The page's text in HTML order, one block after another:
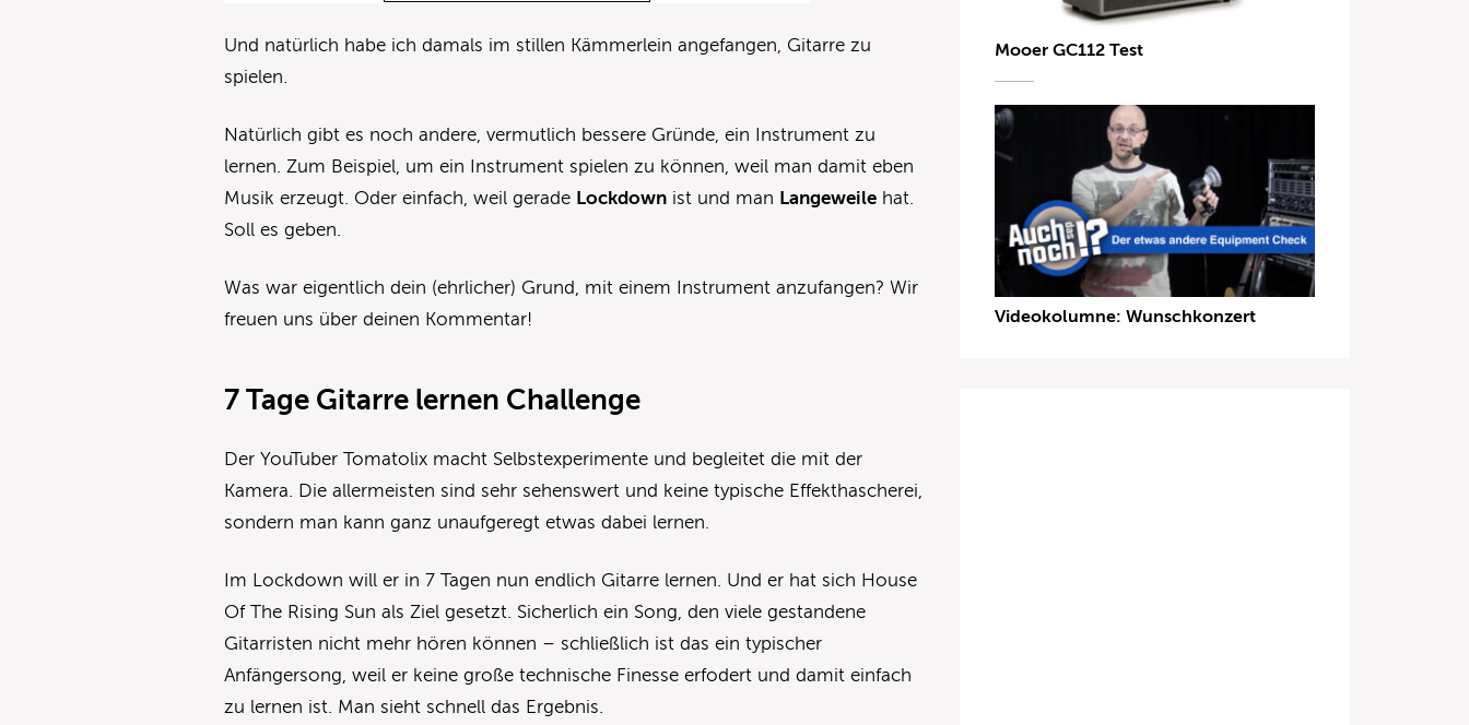
Und natürlich habe ich damals im stillen Kämmerlein angefangen, Gitarre zu
spielen.
Natürlich gibt es noch andere, vermutlich bessere Gründe, ein Instrument zu
lernen. Zum Beispiel, um ein Instrument spielen zu können, weil man damit eben
Musik erzeugt. Oder einfach, weil gerade Lockdown ist und man Langeweile hat.
Soll es geben.
Was war eigentlich dein (ehrlicher) Grund, mit einem Instrument anzufangen? Wir
freuen uns über deinen Kommentar!
7 Tage Gitarre lernen Challenge
Der YouTuber Tomatolix macht Selbstexperimente und begleitet die mit der
Kamera. Die allermeisten sind sehr sehenswert und keine typische Effekthascherei,
sondern man kann ganz unaufgeregt etwas dabei lernen.
Im Lockdown will er in 7 Tagen nun endlich Gitarre lernen. Und er hat sich House
Of The Rising Sun als Ziel gesetzt. Sicherlich ein Song, den viele gestandene
Gitarristen nicht mehr hören können – schließlich ist das ein typischer
Anfängersong, weil er keine große technische Finesse erfodert und damit einfach
zu lernen ist. Man sieht schnell das Ergebnis.
Mooer GC112 Test
Videokolumne: Wunschkonzert